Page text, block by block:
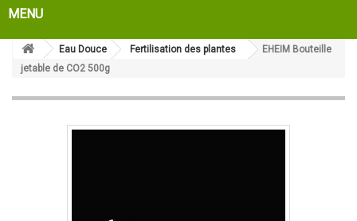
MENU
Eau Douce Fertilisation des plantes
EHEIM Bouteille
jetable de CO2 500g